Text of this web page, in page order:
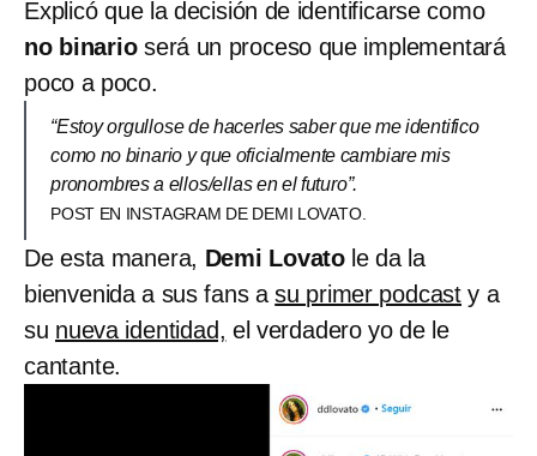
Explicó que la decisión de identificarse como
no binarioserá un proceso que implementará
poco a poco.
“Estoy orgullose de hacerles saber que me identifico
como no binario y que oficialmente cambiare mis
pronombres a ellos/ellas en el futuro”.
POST EN INSTAGRAM DE DEMI LOVATO.
De esta manera, Demi Lovato le da la
bienvenida a sus fans asu primer podcast y a
su nueva identidad, el verdadero yo de le
cantante.